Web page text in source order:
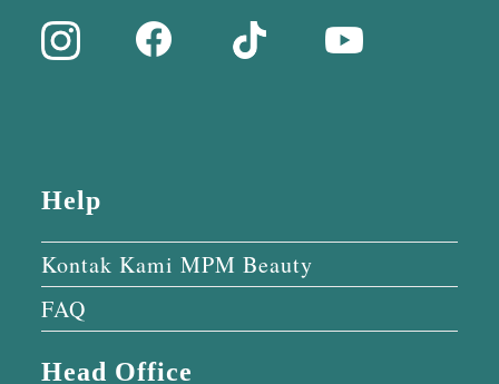
Help
Kontak Kami MPM Beauty
FAQ
Head Office